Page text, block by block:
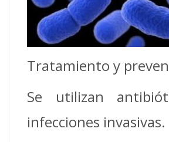
Tratamiento y
Se utilizan
infecciones invasivas.